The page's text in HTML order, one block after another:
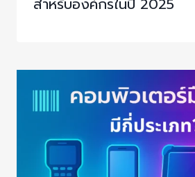
สำหรับองค์กรในปี 2025